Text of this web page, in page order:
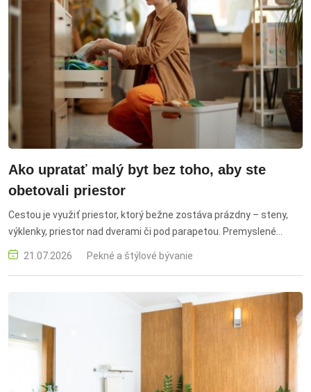
relaxácia, mentálny oddych, pokojná atmosféra, útulný domov,
rituály po práci, wellness doma, psychické zdravie, rovnováha
medzi prácou a životom, bývanie, interiér, pohoda, odpočinok,
mozog, stres, domáci komfort
Ako upratať malý byt bez toho, aby ste
obetovali priestor
Cestou je využiť priestor, ktorý bežne zostáva prázdny – steny,
výklenky, priestor nad dverami či pod parapetou. Premyslené
úložisko dokáže ušetriť aj dva až tri metre štvorcové podlahy.
malý byt, upratovanie malého bytu, úspora priestoru, organizácia
sklopný stôl, organizácia domácnosti, vertikálne skladovanie,
úložné riešenia, organizéry na dvere, magnetické organizéry,
úsporné bývanie, zariadenie malého bytu, optické zväčšenie
priestoru, praktické bývanie, minimalistické bývanie, efektívne
využitie priestoru, tipy pre malý byt, inteligentné úložné riešenia,
poriadok v byte, domáce organizéry, malé priestory, bývanie v
21.07.2026 Pekné a štýlové bývanie